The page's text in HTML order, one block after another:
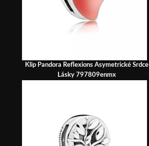
Klip Pandora Reflexions Asymetrické Srdce
Lásky 797809enmx